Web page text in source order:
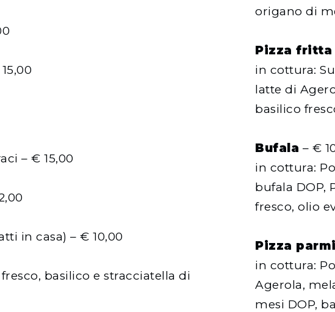
– € 15,00
in casa) – € 10,00
basilico e stracciatella di
origano di
Pizza fritta
in cottura:
latte di
basilico
Bufala – €
in cottura:
bufala DOP,
fresco, olio
Pizza
in cottura:
Agerola,
mesi DOP,